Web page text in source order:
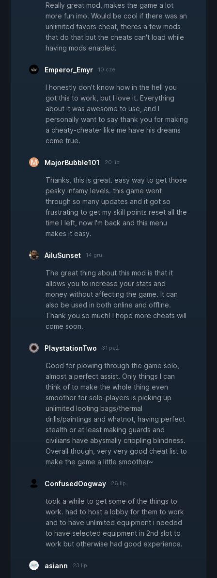
Really great mod, makes the game a lot
more fun imo. Would be cool if there was an
unlimited favors cheat, theres a few mods
that do that but the cheats can't load while
having mods enabled.
Emperor_Emyr 10 cze
I honestly don't know how in the hell you
got this to work, but I love it. Everything
about it was awesome to use, and I
personally want to say thank you for making
a cheaty-cheater like me have his dreams
come true.
MajorBubble101 20 lip
Thanks, this is great. easy way to get those
pesky infamy levels. this game went
through so many updates and it got so
frustrating to get my skill points reset all the
time I left, now I'm back and this menu
makes it easy.
AiluSunset 14 gru
The great thing about this mod is that it
allows you to increase your stats and
money without affecting the game. It can
also be used in both online and offline.
Thank you so much! I hope more cheats will
come soon.
PlaystationTwo 31 paź
Good for plowing through the game solo,
almost a perfect assist. Only things I can
think of to make the whole thing even
smoother for solo-players is picking up
unlimited looting bags/thermal
drills/paintings and whatnot, having perfect
stealth or at least making guards and
civilians have abysmally crippling blindness.
Overall though, very very good cheat list to
make the game a little smoother~
ConfusedOogway 26 lip
took a while to get some of the things to
work. had to host a lobby for them to work
and to have unlimited equipment i needed
to have selected equipment in 2nd slot to
work but otherwise had good experience.
asiann 23 lip